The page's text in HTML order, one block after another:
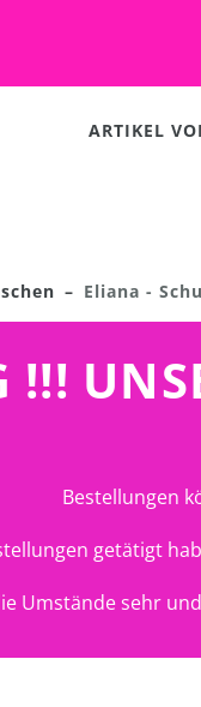
ARTIKEL
Eliana -
!!!
Bestellungen
getätigt
Umstände sehr